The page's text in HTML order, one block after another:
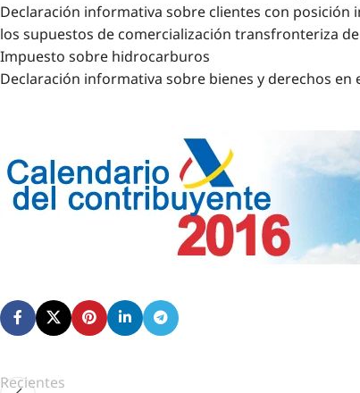
Declaración informativa sobre clientes con posición
los supuestos de comercialización transfronteriza
Impuesto sobre hidrocarburos
Declaración informativa sobre bienes y derechos en
Recientes